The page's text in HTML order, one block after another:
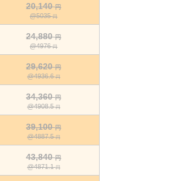
20,140円
@5035円
24,880円
@4976円
29,620円
@4936.6円
34,360円
@4908.5円
39,100円
@4887.5円
43,840円
@4871.1円